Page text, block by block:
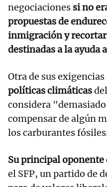
negociaciones si no
propuestas de
inmigración y
destinadas a la ayuda
Otra de sus exigencias
políticas climáticas
considera
compensar de algún
los carburantes
Su principal oponente
el SFP, un partido de